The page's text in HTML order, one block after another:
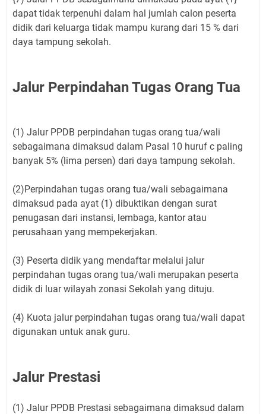
dapat tidak terpenuhi dalam hal jumlah calon peserta
didik dari keluarga tidak mampu kurang dari 15 % dari
daya tampung sekolah.
Jalur Perpindahan Tugas Orang Tua
(1) Jalur PPDB perpindahan tugas orang tua/wali
sebagaimana dimaksud dalam Pasal 10 huruf c paling
banyak 5% (lima persen) dari daya tampung sekolah.
(2)Perpindahan tugas orang tua/wali sebagaimana
dimaksud pada ayat (1) dibuktikan dengan surat
penugasan dari instansi, lembaga, kantor atau
perusahaan yang mempekerjakan.
(3) Peserta didik yang mendaftar melalui jalur
perpindahan tugas orang tua/wali merupakan peserta
didik di luar wilayah zonasi Sekolah yang dituju.
(4) Kuota jalur perpindahan tugas orang tua/wali dapat
digunakan untuk anak guru.
Jalur Prestasi
(1) Jalur PPDB Prestasi sebagaimana dimaksud dalam